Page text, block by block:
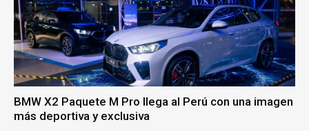
BMW X2 Paquete M Pro llega al Perú con una imagen
más deportiva y exclusiva